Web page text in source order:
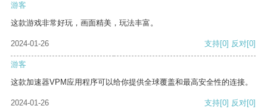
游客
这款游戏非常好玩，画面精美，玩法丰富。
2024-01-26 支持[0] 反对[0]
游客
这款加速器VPM应用程序可以给你提供全球覆盖和最高安全性的连接。
2024-01-26 支持[0] 反对[0]